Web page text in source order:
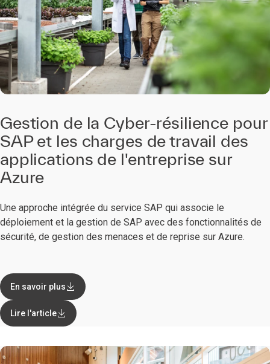
Gestion de la Cyber-résilience pour
SAP et les charges de travail des
applications de l'entreprise sur
Azure
Une approche intégrée du service SAP qui associe le
déploiement et la gestion de SAP avec des fonctionnalités de
sécurité, de gestion des menaces et de reprise sur Azure.
En savoir plus
Lire l'article